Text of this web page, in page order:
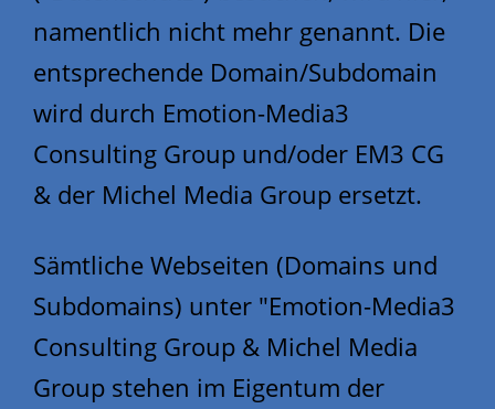
namentlich nicht mehr genannt. Die
entsprechende Domain/Subdomain
wird durch Emotion-Media3
Consulting Group und/oder EM3 CG
& der Michel Media Group ersetzt.
Sämtliche Webseiten (Domains und
Subdomains) unter "Emotion-Media3
Consulting Group & Michel Media
Group stehen im Eigentum der